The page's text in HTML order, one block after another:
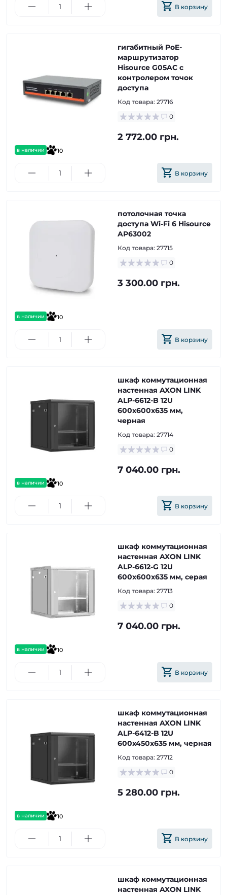
В корзину
в наличии 10
гигабитный PoE-
маршрутизатор
Hisource G05AC с
контролером точок
доступа
Код товара: 27716
0
2 772.00 грн.
В корзину
в наличии 10
потолочная точка
доступа Wi-Fi 6 Hisource
AP63002
Код товара: 27715
0
3 300.00 грн.
В корзину
в наличии 10
шкаф коммутационная
настенная AXON LINK
ALP-6612-B 12U
600x600x635 мм,
черная
Код товара: 27714
0
7 040.00 грн.
В корзину
в наличии 10
шкаф коммутационная
настенная AXON LINK
ALP-6612-G 12U
600x600x635 мм, серая
Код товара: 27713
0
7 040.00 грн.
В корзину
в наличии 10
шкаф коммутационная
настенная AXON LINK
ALP-6412-B 12U
600x450x635 мм, черная
Код товара: 27712
0
5 280.00 грн.
В корзину
шкаф коммутационная
настенная AXON LINK